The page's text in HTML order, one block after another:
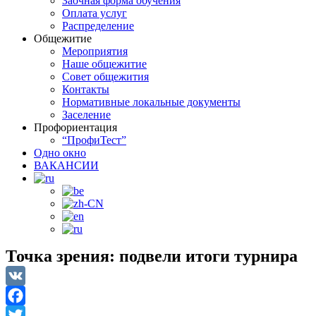
Оплата услуг
Распределение
Общежитие
Мероприятия
Наше общежитие
Совет общежития
Контакты
Нормативные локальные документы
Заселение
Профориентация
“ПрофиТест”
Одно окно
ВАКАНСИИ
Точка зрения: подвели итоги турнира
VK